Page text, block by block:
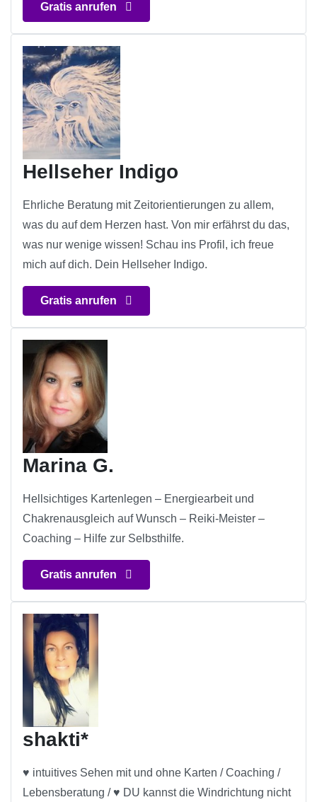
Gratis anrufen
Hellseher Indigo
Ehrliche Beratung mit Zeitorientierungen zu allem,
was du auf dem Herzen hast. Von mir erfährst du das,
was nur wenige wissen! Schau ins Profil, ich freue
mich auf dich. Dein Hellseher Indigo.
Gratis anrufen
Marina G.
Hellsichtiges Kartenlegen – Energiearbeit und
Chakrenausgleich auf Wunsch – Reiki-Meister –
Coaching – Hilfe zur Selbsthilfe.
Gratis anrufen
shakti*
♥ intuitives Sehen mit und ohne Karten / Coaching /
Lebensberatung / ♥ DU kannst die Windrichtung nicht